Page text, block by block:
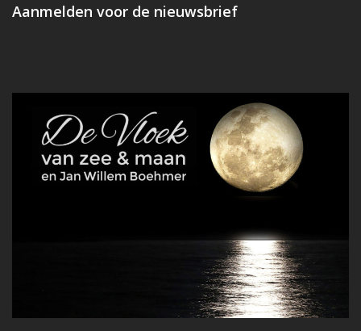
Aanmelden voor de nieuwsbrief